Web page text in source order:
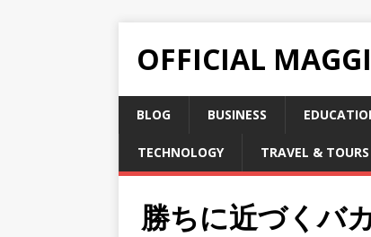
OFFICIAL
BLOG BUSINESS
TECHNOLOGY TRAVEL & TOURS
勝ちに近づくバ